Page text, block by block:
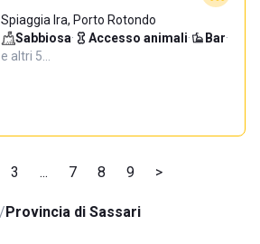
Spiaggia Ira, Porto Rotondo
Sabbiosa· Accesso animali· Bar·
e altri 5…
3 ... 7 8 9 >
Provincia di Sassari